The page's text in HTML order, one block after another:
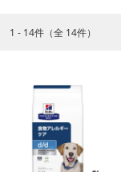
1 - 14件（全 14件）